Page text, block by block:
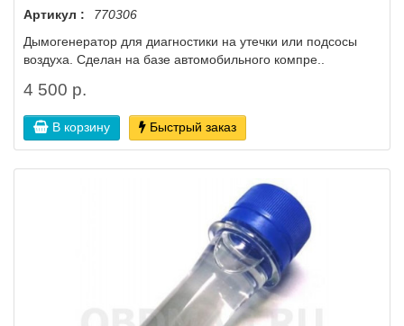
Артикул :
770306
Дымогенератор для диагностики на утечки или подсосы
воздуха. Сделан на базе автомобильного компре..
4 500 р.
В корзину Быстрый заказ